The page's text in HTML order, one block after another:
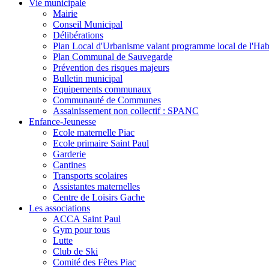
Vie municipale
Mairie
Conseil Municipal
Délibérations
Plan Local d'Urbanisme valant programme local de
Plan Communal de Sauvegarde
Prévention des risques majeurs
Bulletin municipal
Equipements communaux
Communauté de Communes
Assainissement non collectif : SPANC
Enfance-Jeunesse
Ecole maternelle Piac
Ecole primaire Saint Paul
Garderie
Cantines
Transports scolaires
Assistantes maternelles
Centre de Loisirs Gache
Les associations
ACCA Saint Paul
Gym pour tous
Lutte
Club de Ski
Comité des Fêtes Piac